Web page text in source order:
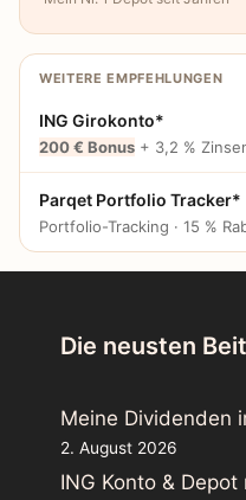
WEITERE EMPFEHLUNGEN
ING Girokonto*
200 € Bonus + 3,2 %
Parqet Portfolio Tracker*
Portfolio-Tracking · 15 %
Die neusten
Meine Dividenden
2. August 2026
ING Konto &